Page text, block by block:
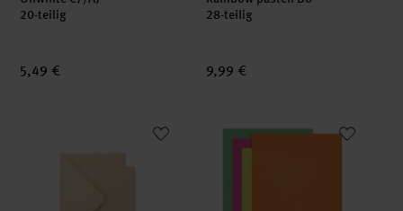
20-teilig
5,49 €
28-teilig
9,99 €
Paper Poetry Kartenset cappuccino C7/A7Paper Poetry Kartenset Neon